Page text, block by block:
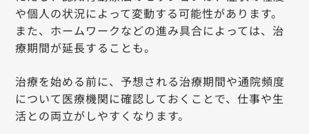
や個人の状況によって変動する可能性があります。
また、ホームワークなどの進み具合によっては、治
療期間が延長することも。
治療を始める前に、予想される治療期間や通院頻度
について医療機関に確認しておくことで、仕事や生
活との両立がしやすくなります。